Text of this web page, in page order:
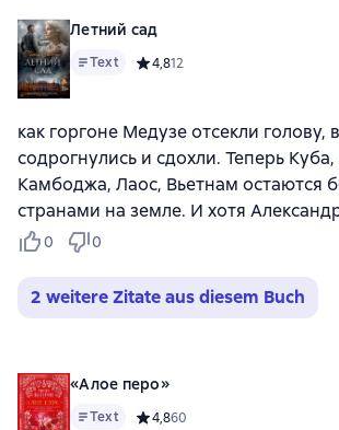
Летний сад
Text Средний рейтинг 4,8 на основе
4,812
как горгоне Медузе отсекли голову,
содрогнулись и сдохли. Теперь
Камбоджа, Лаос, Вьетнам остаются
странами на земле. И хотя
0 0
2 weitere Zitate aus diesem Buch
«Алое перо»
Text Средний рейтинг 4,8 на основе
4,860